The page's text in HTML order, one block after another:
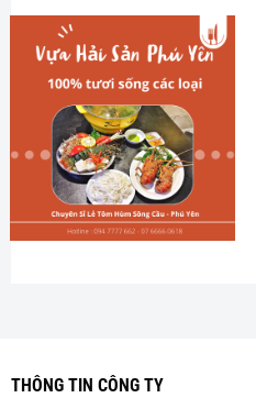
THÔNG TIN CÔNG TY